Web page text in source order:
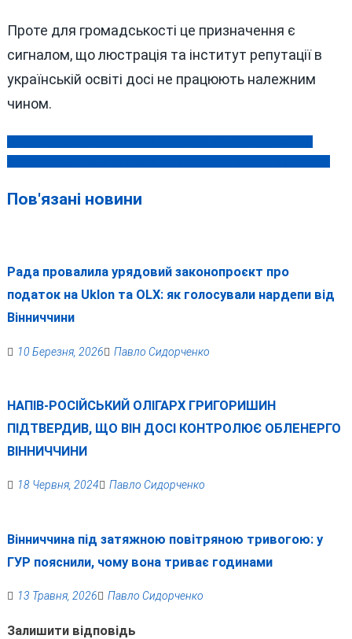
Проте для громадськості це призначення є
сигналом, що люстрація та інститут репутації в
українській освіті досі не працюють належним
чином.
Навігація
Пов'язані новини
Рада провалила урядовий законопроєкт про
податок на Uklon та OLX: як голосували нардепи від
Вінниччини
10 Березня, 2026 Павло Сидорченко
НАПІВ-РОСІЙСЬКИЙ ОЛІГАРХ ГРИГОРИШИН
ПІДТВЕРДИВ, ЩО ВІН ДОСІ КОНТРОЛЮЄ ОБЛЕНЕРГО
ВІННИЧЧИНИ
18 Червня, 2024 Павло Сидорченко
Вінниччина під затяжною повітряною тривогою: у
ГУР пояснили, чому вона триває годинами
13 Травня, 2026 Павло Сидорченко
Залишити відповідь